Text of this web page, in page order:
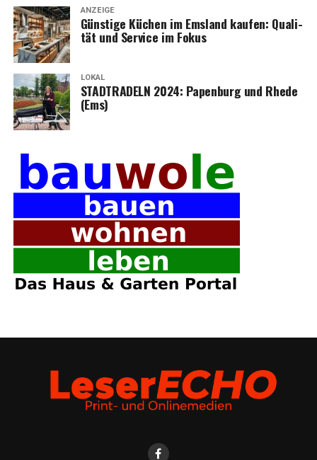
ANZEIGE
Güns­ti­ge Küchen im Ems­land kau­fen: Qua­li­
tät und Ser­vice im Fokus
LOKAL
STADTRADELN 2024: Papen­burg und Rhe­de
(Ems)